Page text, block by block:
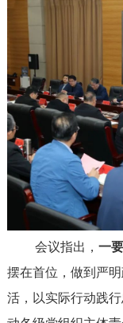
会议指出，一
摆在首位，做到严
活，以实际行动践行